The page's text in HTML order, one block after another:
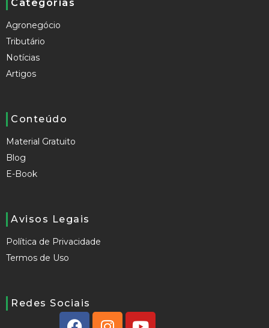
Categorias
Agronegócio
Tributário
Notícias
Artigos
Conteúdo
Material Gratuito
Blog
E-Book
Avisos Legais
Política de Privacidade
Termos de Uso
Redes Sociais
F I Y